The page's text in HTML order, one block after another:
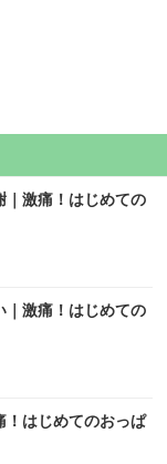
｜激痛！はじめての
｜激痛！はじめての
はじめてのおっぱ